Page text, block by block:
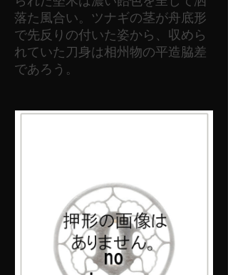
落た風合い。ツナギの茎が舟底形
で先反りの付いた姿から、収めら
れていた刀身は相州物の平造脇差
であろう。